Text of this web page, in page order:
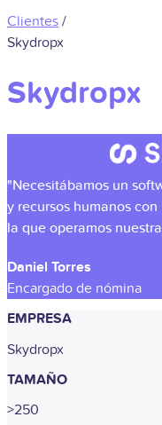
Clientes /
Skydropx
Skydropx
"Necesitábamos un
y recursos humanos
la que operamos
Daniel Torres
Encargado de nómina
EMPRESA
Skydropx
TAMAÑO
>250